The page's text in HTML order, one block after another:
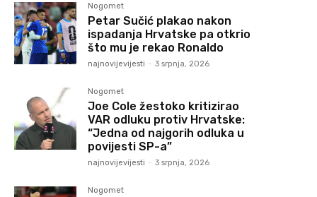
Nogomet
Petar Sučić plakao nakon
ispadanja Hrvatske pa otkrio
što mu je rekao Ronaldo
najnovijevijesti - 3 srpnja, 2026
Nogomet
Joe Cole žestoko kritizirao
VAR odluku protiv Hrvatske:
“Jedna od najgorih odluka u
povijesti SP-a”
najnovijevijesti - 3 srpnja, 2026
Nogomet